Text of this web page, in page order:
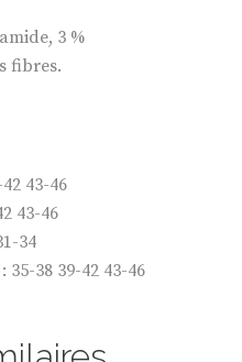
3 %
fibres.
43-46
43-46
34
35-38 39-42 43-46